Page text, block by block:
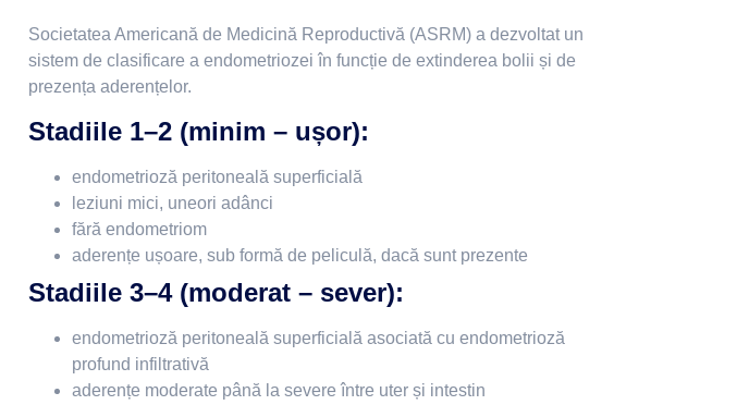
Societatea Americană de Medicină Reproductivă (ASRM) a dezvoltat un
sistem de clasificare a endometriozei în funcție de extinderea bolii și de
prezența aderențelor.
Stadiile 1–2 (minim – ușor):
endometrioză peritoneală superficială
leziuni mici, uneori adânci
fără endometriom
aderențe ușoare, sub formă de peliculă, dacă sunt prezente
Stadiile 3–4 (moderat – sever):
endometrioză peritoneală superficială asociată cu endometrioză
profund infiltrativă
aderențe moderate până la severe între uter și intestin